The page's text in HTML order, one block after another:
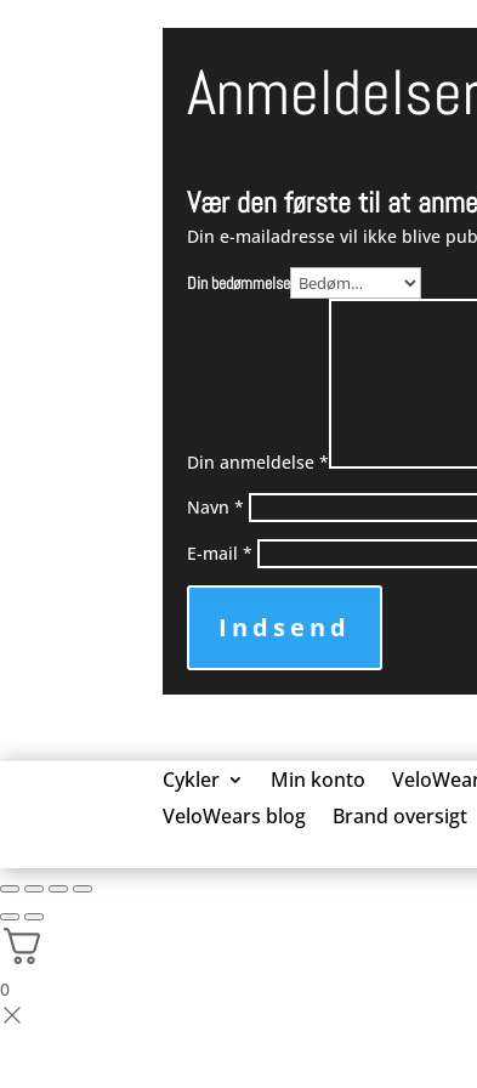
Vær den første til at
Din e-mailadresse vil ikke blive
Din bedømmelse
Din anmeldelse*
Navn*
E-mail*
Indsend
Cykler Min konto
VeloWears blog
Brand oversigt
0